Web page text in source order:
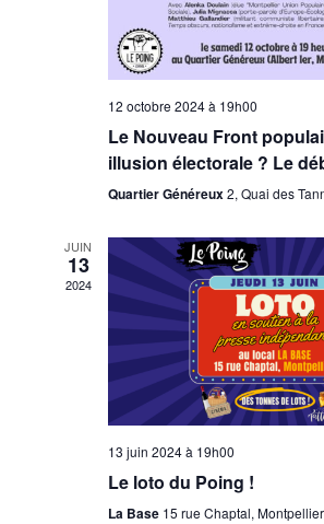
12 octobre 2024 à 19h00
Le Nouveau Front
illusion électorale ? Le
Quartier Généreux2, Quai des
JUIN
13
2024
13 juin 2024 à 19h00
Le loto du Poing !
La Base 15 rue Chaptal, Montpellier